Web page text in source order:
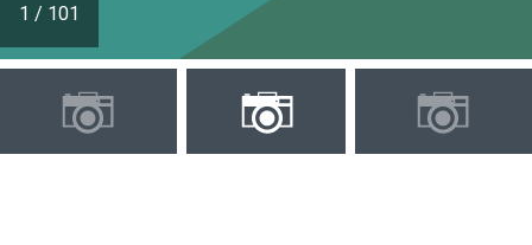
1 / 101